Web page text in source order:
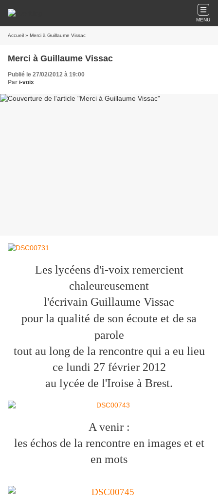
MENU
Accueil » Merci à Guillaume Vissac
Merci à Guillaume Vissac
Publié le 27/02/2012 à 19:00
Par i-voix
Les lycéens d'i-voix remercient
chaleureusement
l'écrivain Guillaume Vissac
pour la qualité de son écoute et de sa
parole
tout au long de la rencontre qui a eu lieu
ce lundi 27 février 2012
au lycée de l'Iroise à Brest.
A venir :
les échos de la rencontre en images et et
en mots